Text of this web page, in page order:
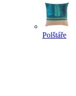
Polštáře